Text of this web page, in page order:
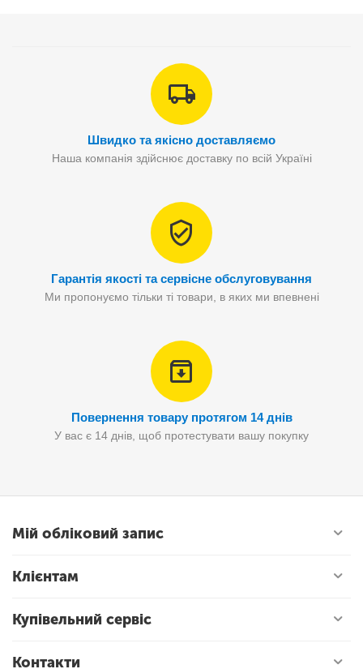
Швидко та якісно доставляємо
Наша компанія здійснює доставку по всій Україні
Гарантія якості та сервісне обслуговування
Ми пропонуємо тільки ті товари, в яких ми впевнені
Повернення товару протягом 14 днів
У вас є 14 днів, щоб протестувати вашу покупку
Мій обліковий запис
Клієнтам
Купівельний сервіс
Контакти